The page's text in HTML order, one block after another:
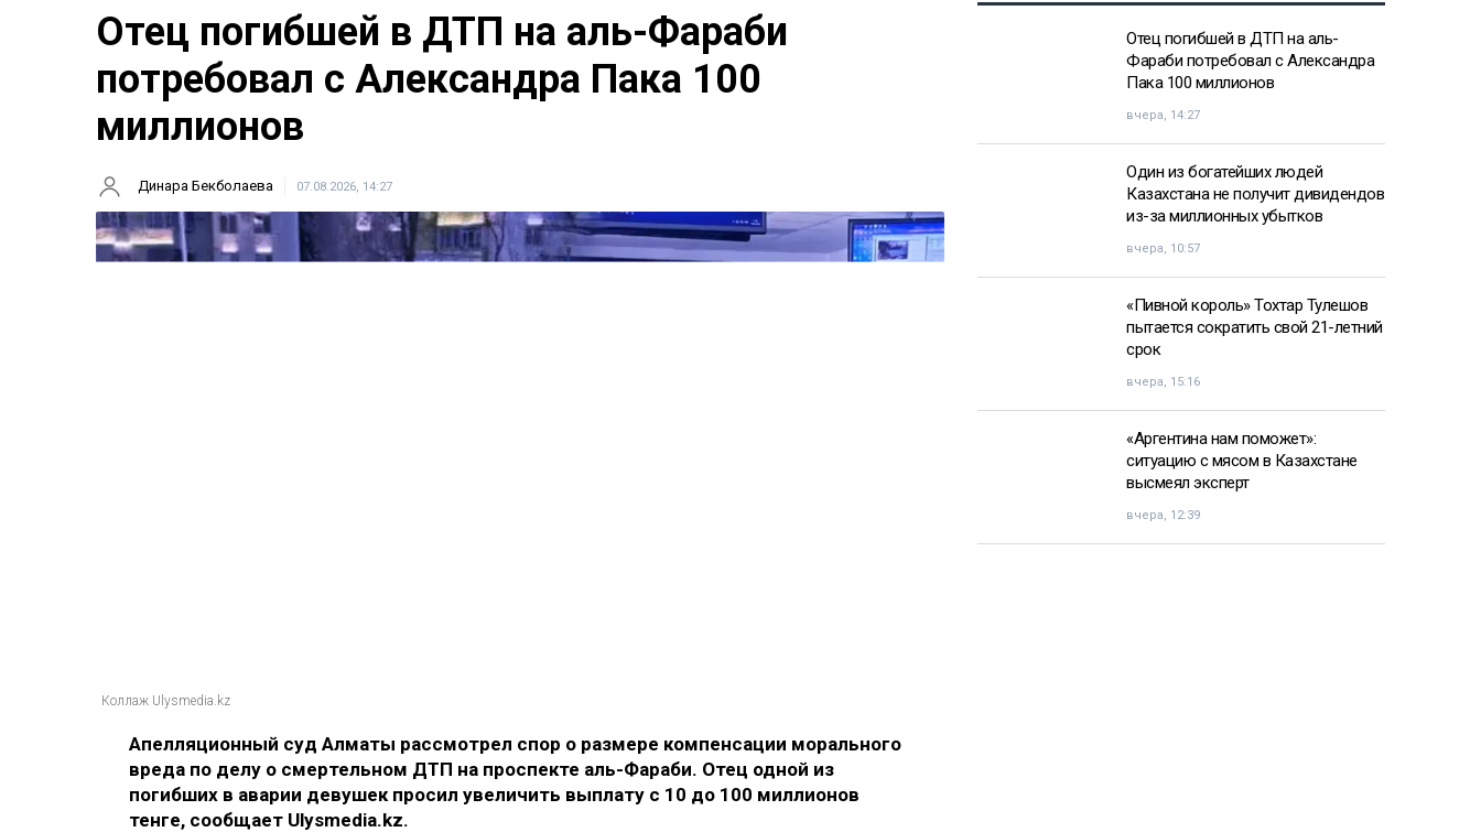
Отец погибшей в ДТП на аль-Фараби
потребовал с Александра Пака 100
миллионов
Динара Бекболаева 07.08.2026, 14:27
Коллаж Ulysmedia.kz
Апелляционный суд Алматы рассмотрел спор о размере компенсации морального
вреда по делу о смертельном ДТП на проспекте аль-Фараби. Отец одной из
погибших в аварии девушек просил увеличить выплату с 10 до 100 миллионов
тенге, сообщает Ulysmedia.kz.
Отец погибшей в ДТП на аль-
Фараби потребовал с Александра
Пака 100 миллионов
вчера, 14:27
Один из богатейших людей
Казахстана не получит дивидендов
из-за миллионных убытков
вчера, 10:57
«Пивной король» Тохтар Тулешов
пытается сократить свой 21-летний
срок
вчера, 15:16
«Аргентина нам поможет»:
ситуацию с мясом в Казахстане
высмеял эксперт
вчера, 12:39